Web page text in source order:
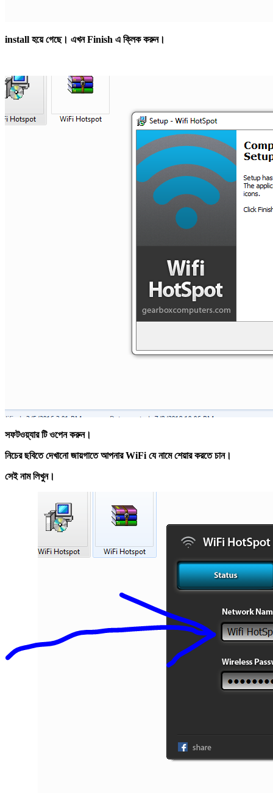
install হয়ে গেছে। এখন Finish এ ক্লিক করুন।
সফটওয়্যার টি ওপেন করুন।
নিচের ছবিতে দেখানো জায়গাতে আপনার WiFi যে নামে শেয়ার করতে চান।
সেই নাম লিখুন।